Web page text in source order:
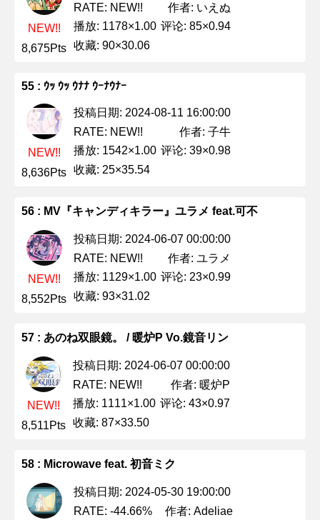
NEW!!
8,675Pts
RATE: NEW!!
作者: いえぬ
播放: 1178×1.00 评论: 85×0.94
收藏: 90×30.06
55 : ｳｯ ｳｯ ｳﾅﾅ ｳｰﾅｳﾅｰ
NEW!!
8,636Pts
投稿日期: 2024-08-11 16:00:00
RATE: NEW!!
作者: 子牛
播放: 1542×1.00 评论: 39×0.98
收藏: 25×35.54
56 : MV『キャンディキラー』ユラメ feat.可不
NEW!!
8,552Pts
投稿日期: 2024-06-07 00:00:00
RATE: NEW!!
作者: ユラメ
播放: 1129×1.00 评论: 23×0.99
收藏: 93×31.02
57 : あのね双眼鏡。 / 暖炉P Vo.鏡音リン
NEW!!
8,511Pts
投稿日期: 2024-06-07 00:00:00
RATE: NEW!!
作者: 暖炉P
播放: 1111×1.00 评论: 43×0.97
收藏: 87×33.50
58 : Microwave feat. 初音ミク
投稿日期: 2024-05-30 19:00:00
RATE: -44.66%
作者: Adeliae